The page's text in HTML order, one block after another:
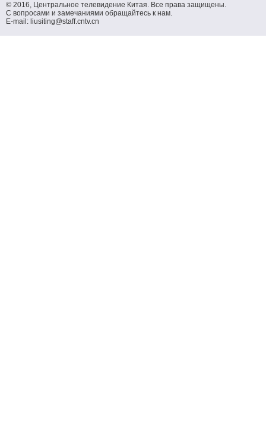
© 2016, Центральное телевидение Китая. Все права защищены.
С вопросами и замечаниями обращайтесь к нам.
E-mail: liusiting@staff.cntv.cn